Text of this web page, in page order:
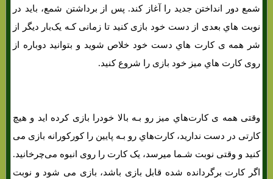
شمع دور انداختن جدید را آغاز کند. پس از برداشتن شمع، باید در
نوبت هاي‌ بعدی از دست خود بازی کنید تا زمانی کـه یک‌بار دیگر از
شر همه ی کارت هاي‌ دست خود خلاص شوید و بتوانید دوباره از
روی کارت هاي‌ میز خود بازی را شروع کنید.
وقتی همه ی کارت‌هاي‌ میز رو بـه بالا خودرا بازی کرده اید و هیچ
کارتی در دست ندارید، کارت‌هاي‌ رو بـه پایین را کورکورانه بازی می
کنید و وقتی نوبت شـما میرسد، یک کارت را روی انبوه می‌چرخانید.
اگر کارت برگردانده شده قابل بازی باشد، بازی می شود و نوبت